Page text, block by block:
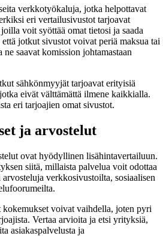
verkkotyökaluja, jotka helpottavat
eri vertailusivustot tarjoavat
voit syöttää omat tietosi ja saada
jotkut sivustot voivat periä maksua tai
saavat komission johtamastaan
sähkönmyyjät tarjoavat erityisiä
eivät välttämättä ilmene kaikkialla.
eri tarjoajien omat sivustot.
ja arvostelut
ovat hyödyllinen lisähintavertailuun.
siitä, millaista palvelua voit odottaa
verkkosivustoilta, sosiaalisen
kokemukset voivat vaihdella, joten pyri
Vertaa arvioita ja etsi yrityksiä,
asiakaspalvelusta ja